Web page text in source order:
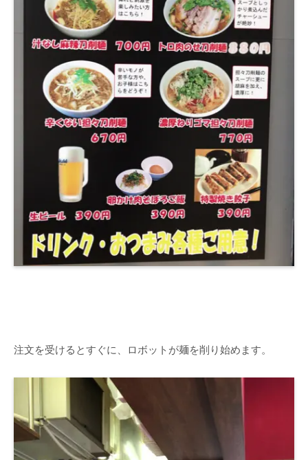
注文を受けるとすぐに、ロボットが麺を削り始めます。